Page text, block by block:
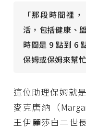
「那段時間裡
活，包括健康、
時間是 9點到 6
保姆或保姆來幫忙
這位助理保姆就
麥克唐納（
王伊麗莎白二世